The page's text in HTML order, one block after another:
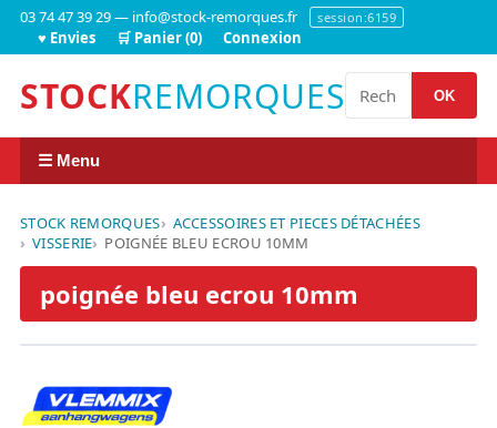
03 74 47 39 29 — info@stock-remorques.fr session:6159
♥ Envies 🛒 Panier (0) Connexion
STOCKREMORQUES OK
☰ Menu
STOCK REMORQUES
ACCESSOIRES ET PIECES DÉTACHÉES
VISSERIE
POIGNÉE BLEU ECROU 10MM
poignée bleu ecrou 10mm